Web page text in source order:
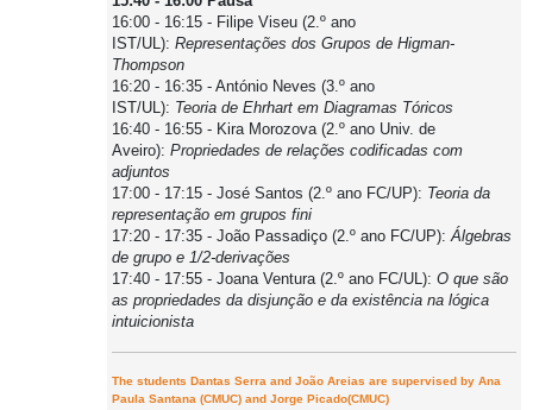
16:00 - 16:15 - Filipe Viseu (2.º ano
IST/UL): Representações dos Grupos de Higman-
Thompson
16:20 - 16:35 - António Neves (3.º ano
IST/UL): Teoria de Ehrhart em Diagramas Tóricos
16:40 - 16:55 - Kira Morozova (2.º ano Univ. de
Aveiro): Propriedades de relações codificadas com
adjuntos
17:00 - 17:15 - José Santos (2.º ano FC/UP): Teoria da
representação em grupos fini
17:20 - 17:35 - João Passadiço (2.º ano FC/UP):Álgebras
de grupo e 1/2-derivações
17:40 - 17:55 - Joana Ventura (2.º ano FC/UL): O que são
as propriedades da disjunção e da existência na lógica
intuicionista
The students Dantas Serra and João Areias are supervised by Ana
Paula Santana (CMUC) and Jorge Picado(CMUC)